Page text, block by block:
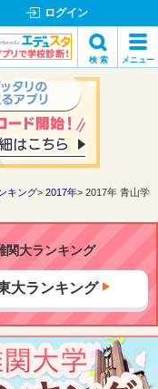
ログイン
検 索 メニュー
検索
キング 2017年
2017年 青山学
関大ランキング
大ランキング